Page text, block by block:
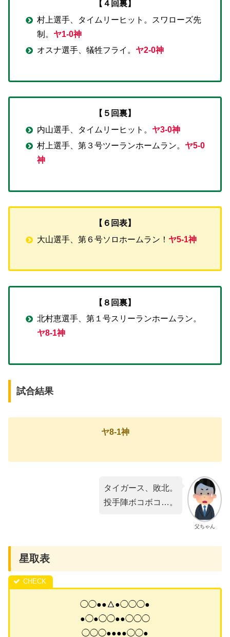
【４回裏】
村上選手、タイムリーヒット。スワローズ先
制。 ヤ1-0神
オスナ選手、犠牲フライ。 ヤ2-0神
【５回裏】
内山選手、タイムリーヒット。 ヤ3-0神
村上選手、第３号ツーランホームラン。 ヤ5-0
神
【６回表】
大山選手、第６号ソロホームラン！ ヤ5-1神
【８回裏】
北村恵選手、第１号スリーランホームラン。
ヤ8-1神
試合結果
ヤ8-1神
父ちゃん
タイガース、敗北。
投手陣ボコボコ…。
星取表
◯◯●●△●◯◯◯●
●◯●◯◯●●◯◯◯
◯◯◯●●●●◯◯●